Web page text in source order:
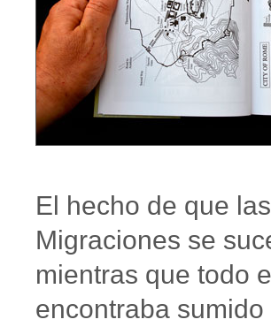
El hecho de que
Migraciones se
mientras que todo
encontraba sumido